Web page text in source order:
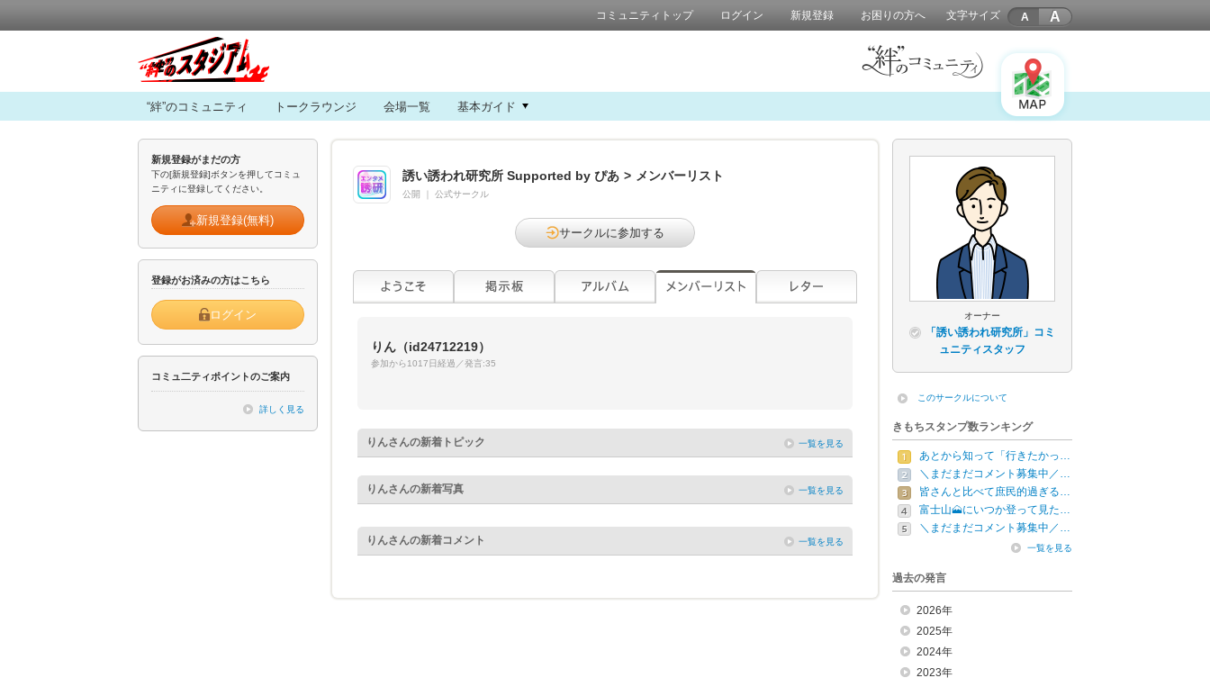
コミュニティトップ ログイン 新規登録 お困りの方へ 文字サイズ A
“絆”のコミュニティ トークラウンジ 会場一覧 基本ガイド
新規登録がまだの方
下の[新規登録]ボタンを押してコミュ
ニティに登録してください。
新規登録(無料)
登録がお済みの方はこちら
ログイン
コミュ二ティポイントのご案内
詳しく見る
誘い誘われ研究所 Supported by ぴあ > メンバーリスト
公開 公式サークル
サークルに参加する
りん （id24712219）
参加から1017日経過／発言:35
りんさんの新着トピック 一覧を見る
りんさんの新着写真 一覧を見る
りんさんの新着コメント 一覧を見る
オーナー
「誘い誘われ研究所」コミ
ュニティスタッフ
このサークルについて
きもちスタンプ数ランキング
あとから知って「行きたかっ…
＼まだまだコメント募集中／…
皆さんと比べて庶民的過ぎる…
富士山🗻にいつか登って見た…
＼まだまだコメント募集中／…
一覧を見る
過去の発言
2026年
2025年
2024年
2023年